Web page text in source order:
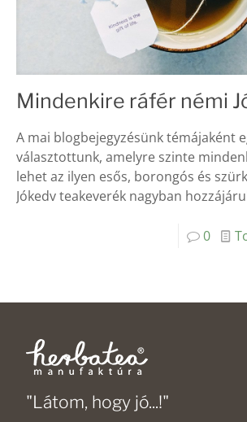
Mindenkire ráfér némi
A mai blogbejegyzésünk témájaként
választottunk, amelyre szinte
lehet az ilyen esős, borongós és
Jókedv teakeverék nagyban
0
"Látom, hogy jó...!"